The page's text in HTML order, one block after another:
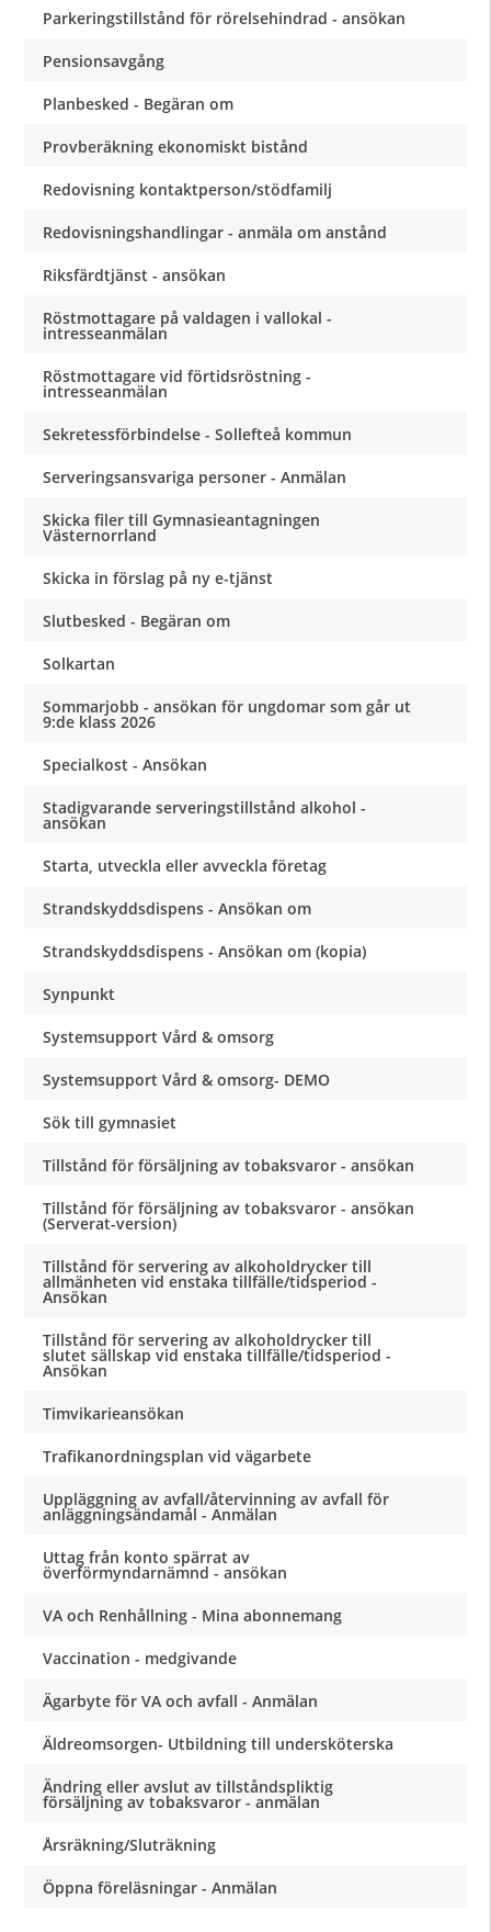
Parkeringstillstånd för rörelsehindrad - ansökan
Pensionsavgång
Planbesked - Begäran om
Provberäkning ekonomiskt bistånd
Redovisning kontaktperson/stödfamilj
Redovisningshandlingar - anmäla om anstånd
Riksfärdtjänst - ansökan
Röstmottagare på valdagen i vallokal -
intresseanmälan
Röstmottagare vid förtidsröstning -
intresseanmälan
Sekretessförbindelse - Sollefteå kommun
Serveringsansvariga personer - Anmälan
Skicka filer till Gymnasieantagningen
Västernorrland
Skicka in förslag på ny e-tjänst
Slutbesked - Begäran om
Solkartan
Sommarjobb - ansökan för ungdomar som går ut
9:de klass 2026
Specialkost - Ansökan
Stadigvarande serveringstillstånd alkohol -
ansökan
Starta, utveckla eller avveckla företag
Strandskyddsdispens - Ansökan om
Strandskyddsdispens - Ansökan om (kopia)
Synpunkt
Systemsupport Vård & omsorg
Systemsupport Vård & omsorg- DEMO
Sök till gymnasiet
Tillstånd för försäljning av tobaksvaror - ansökan
Tillstånd för försäljning av tobaksvaror - ansökan
(Serverat-version)
Tillstånd för servering av alkoholdrycker till
allmänheten vid enstaka tillfälle/tidsperiod -
Ansökan
Tillstånd för servering av alkoholdrycker till
slutet sällskap vid enstaka tillfälle/tidsperiod -
Ansökan
Timvikarieansökan
Trafikanordningsplan vid vägarbete
Uppläggning av avfall/återvinning av avfall för
anläggningsändamål - Anmälan
Uttag från konto spärrat av
överförmyndarnämnd - ansökan
VA och Renhållning - Mina abonnemang
Vaccination - medgivande
Ägarbyte för VA och avfall - Anmälan
Äldreomsorgen- Utbildning till undersköterska
Ändring eller avslut av tillståndspliktig
försäljning av tobaksvaror - anmälan
Årsräkning/Sluträkning
Öppna föreläsningar - Anmälan